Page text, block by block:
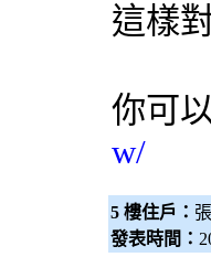
這樣
你可
w/
5 樓住戶：
發表時間：